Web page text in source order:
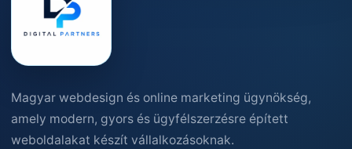
Magyar webdesign és online marketing ügynökség,
amely modern, gyors és ügyfélszerzésre épített
weboldalakat készít vállalkozásoknak.